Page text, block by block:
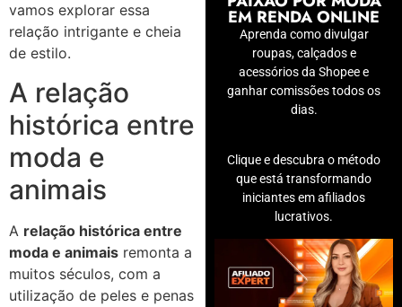
vamos explorar essa
relação intrigante e cheia
de estilo.
A relação
histórica entre
moda e
animais
A relação histórica entre
moda e animais remonta a
muitos séculos, com a
utilização de peles e penas
EM RENDA ONLINE
Aprenda como divulgar
roupas, calçados e
acessórios da Shopee e
ganhar comissões todos os
dias.
Clique e descubra o método
que está transformando
iniciantes em afiliados
lucrativos.